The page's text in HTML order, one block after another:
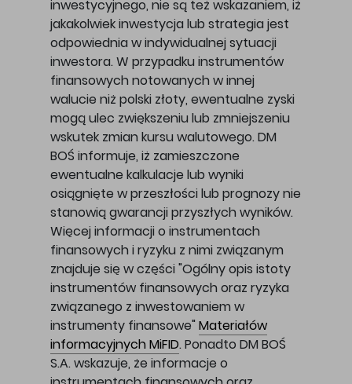
inwestycyjnego, nie są też wskazaniem, iż
jakakolwiek inwestycja lub strategia jest
odpowiednia w indywidualnej sytuacji
inwestora. W przypadku instrumentów
finansowych notowanych w innej
walucie niż polski złoty, ewentualne zyski
mogą ulec zwiększeniu lub zmniejszeniu
wskutek zmian kursu walutowego. DM
BOŚ informuje, iż zamieszczone
ewentualne kalkulacje lub wyniki
osiągnięte w przeszłości lub prognozy nie
stanowią gwarancji przyszłych wyników.
Więcej informacji o instrumentach
finansowych i ryzyku z nimi związanym
znajduje się w części "Ogólny opis istoty
instrumentów finansowych oraz ryzyka
związanego z inwestowaniem w
instrumenty finansowe" Materiałów
informacyjnych MiFID. Ponadto DM BOŚ
S.A. wskazuje, że informacje o